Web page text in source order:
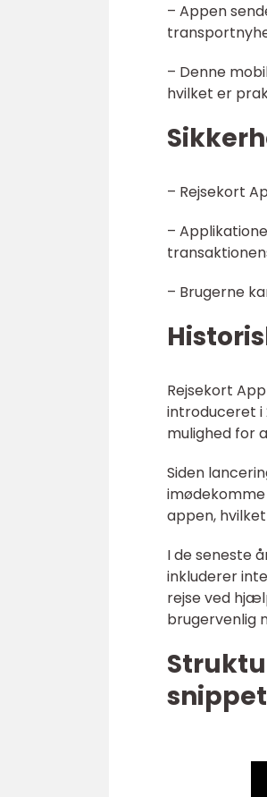
– Appen
– Denne
hvilket er
– Rejsekort
–
– Brugerne
Rejsekort
introduceret i
mulighed for
Siden
appen,
I de seneste
inkluderer
rejse ved
brugervenlig
snippet